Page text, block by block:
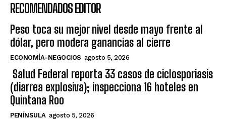
RECOMENDADOS EDITOR
Peso toca su mejor nivel desde mayo frente al
dólar, pero modera ganancias al cierre
ECONOMÍA-NEGOCIOS agosto 5, 2026
Salud Federal reporta 33 casos de ciclosporiasis
(diarrea explosiva); inspecciona 16 hoteles en
Quintana Roo
PENÍNSULA agosto 5, 2026